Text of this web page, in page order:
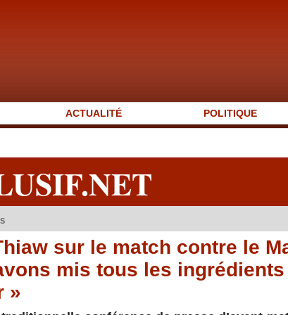
ACTUALITÉ POLITIQUE
Kolda : 7
sur le match contre le
mis tous les
»